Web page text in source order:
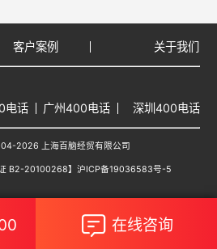
客户案例 关于我们
电话 广州400电话 深圳400电话
2026 上海百脑经贸有限公司
B2-20100268】 沪ICP备19036583号-5
在线咨询